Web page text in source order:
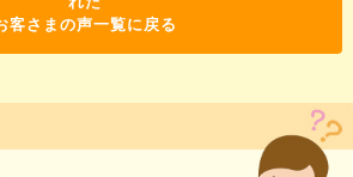
客さまの声一覧に戻る